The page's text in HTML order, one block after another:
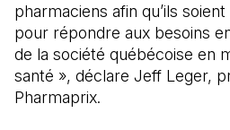
pharmaciens afin qu’ils
pour répondre aux besoins
de la société québécoise en
santé », déclare Jeff Leger,
Pharmaprix.